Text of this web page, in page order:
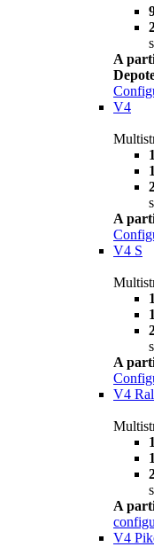
A
V4
A
V4 S
A
V4
A
V4